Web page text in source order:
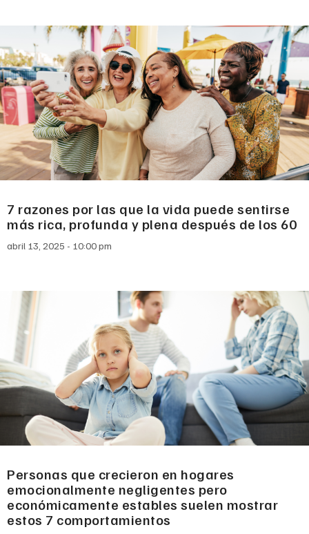
7 razones por las que la vida puede sentirse
más rica, profunda y plena después de los 60
abril 13, 2025 10:00 pm
Personas que crecieron en hogares
emocionalmente negligentes pero
económicamente estables suelen mostrar
estos 7 comportamientos